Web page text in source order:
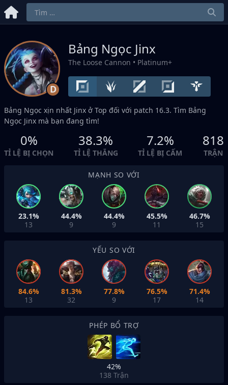
D
Bảng Ngọc Jinx
The Loose Cannon • Platinum+
Bảng Ngọc xịn nhất Jinx ở Top đối với patch 16.3. Tìm Bảng
Ngọc Jinx mà bạn đang tìm!
0%
TỈ LỆ BỊ CHỌN
38.3%
TỈ LỆ THẮNG
7.2%
TỈ LỆ BỊ CẤM
818
TRẬN
MẠNH SO VỚI
23.1%
13
44.4%
9
44.4%
9
45.5%
11
46.7%
15
YẾU SO VỚI
84.6%
13
81.3%
32
77.8%
9
76.5%
17
71.4%
14
PHÉP BỔ TRỢ
42%
138 Trận